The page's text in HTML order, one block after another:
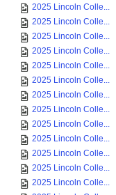
2025 Lincoln Colle...
2025 Lincoln Colle...
2025 Lincoln Colle...
2025 Lincoln Colle...
2025 Lincoln Colle...
2025 Lincoln Colle...
2025 Lincoln Colle...
2025 Lincoln Colle...
2025 Lincoln Colle...
2025 Lincoln Colle...
2025 Lincoln Colle...
2025 Lincoln Colle...
2025 Lincoln Colle...